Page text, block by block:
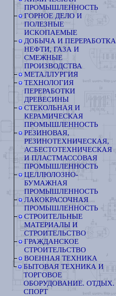
ПРОМЫШЛЕННОСТЬ
ГОРНОЕ ДЕЛО И
ПОЛЕЗНЫЕ
ИСКОПАЕМЫЕ
ДОБЫЧА И ПЕРЕРАБОТКА
НЕФТИ, ГАЗА И
СМЕЖНЫЕ
ПРОИЗВОДСТВА
МЕТАЛЛУРГИЯ
ТЕХНОЛОГИЯ
ПЕРЕРАБОТКИ
ДРЕВЕСИНЫ
СТЕКОЛЬНАЯ И
КЕРАМИЧЕСКАЯ
ПРОМЫШЛЕННОСТЬ
РЕЗИНОВАЯ,
РЕЗИНОТЕХНИЧЕСКАЯ,
АСБЕСТОТЕХНИЧЕСКАЯ
И ПЛАСТМАССОВАЯ
ПРОМЫШЛЕННОСТЬ
ЦЕЛЛЮЛОЗНО-
БУМАЖНАЯ
ПРОМЫШЛЕННОСТЬ
ЛАКОКРАСОЧНАЯ
ПРОМЫШЛЕННОСТЬ
СТРОИТЕЛЬНЫЕ
МАТЕРИАЛЫ И
СТРОИТЕЛЬСТВО
ГРАЖДАНСКОЕ
СТРОИТЕЛЬСТВО
ВОЕННАЯ ТЕХНИКА
БЫТОВАЯ ТЕХНИКА И
ТОРГОВОЕ
ОБОРУДОВАНИЕ. ОТДЫХ.
СПОРТ